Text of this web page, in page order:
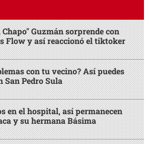
Chapo" Guzmán sorprende con
Flow y así reaccionó el tiktoker
con tu vecino? Así puedes
San Pedro Sula
en el hospital, así permanecen
y su hermana Básima